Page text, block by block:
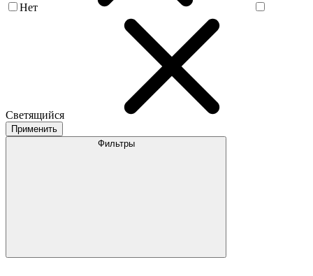
Нет
Светящийся
Применить
Фильтры